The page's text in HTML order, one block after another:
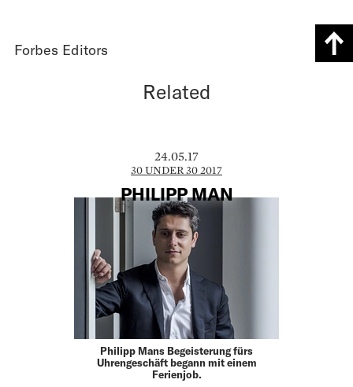
Forbes Editors
Related
24.05.17
30 UNDER 30 2017
PHILIPP MAN
Philipp Mans Begeisterung fürs
Uhrengeschäft begann mit einem
Ferienjob.